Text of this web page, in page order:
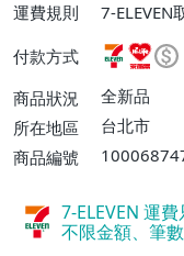
運費規則
7-ELEVEN
富取貨付
【免運費】
付款方式
商品狀況
全新品
所在地區
台北市
商品編號
7-ELEVEN 運
不限金額、筆